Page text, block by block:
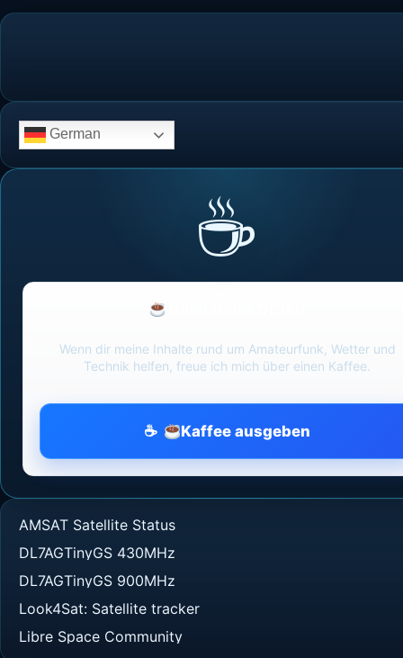
German
Wenn dir meine Inhalte rund um Amateurfunk, Wetter und
Technik helfen, freue ich mich über einen Kaffee.
Kaffee ausgeben
AMSAT Satellite Status
DL7AGTinyGS 430MHz
DL7AGTinyGS 900MHz
Look4Sat: Satellite tracker
Libre Space Community